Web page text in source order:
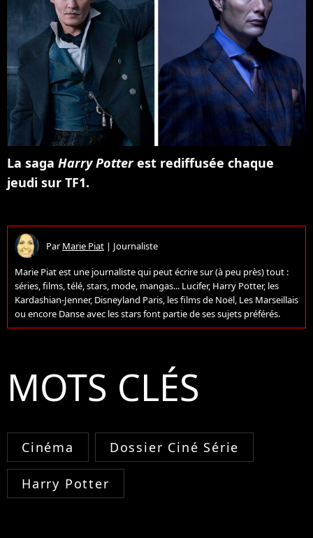
La saga Harry Potterest rediffusée chaque
jeudi sur TF1.
ParMarie Piat | Journaliste
Marie Piat est une journaliste qui peut écrire sur (à peu près) tout :
séries, films, télé, stars, mode, mangas... Lucifer, Harry Potter, les
Kardashian-Jenner, Disneyland Paris, les films de Noël, Les Marseillais
ou encore Danse avec les stars font partie de ses sujets préférés.
MOTS CLÉS
Cinéma Dossier Ciné Série
Harry Potter